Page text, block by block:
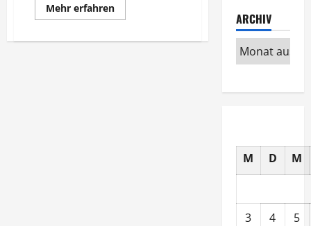
Mehr erfahrenMehr
Informationen
über
ARCHIV
M D M
3 4
5